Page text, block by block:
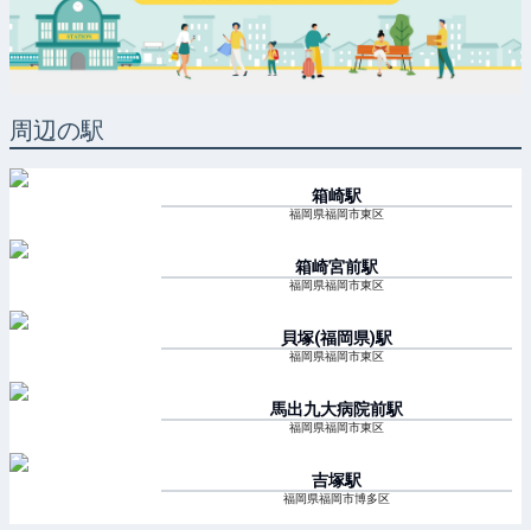
周辺の駅
箱崎駅
福岡県福岡市東区
箱崎宮前駅
福岡県福岡市東区
貝塚(福岡県)駅
福岡県福岡市東区
馬出九大病院前駅
福岡県福岡市東区
吉塚駅
福岡県福岡市博多区